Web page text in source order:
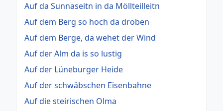
Auf da Sunnaseitn in da Möllteilleitn
Auf dem Berg so hoch da droben
Auf dem Berge, da wehet der Wind
Auf der Alm da is so lustig
Auf der Lüneburger Heide
Auf der schwäbschen Eisenbahne
Auf die steirischen Olma